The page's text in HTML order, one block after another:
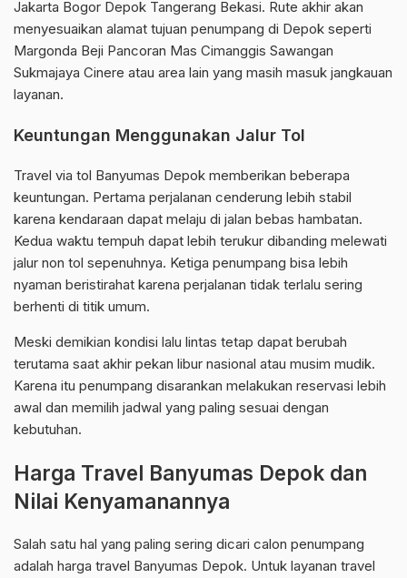
Jakarta Bogor Depok Tangerang Bekasi. Rute akhir akan
menyesuaikan alamat tujuan penumpang di Depok seperti
Margonda Beji Pancoran Mas Cimanggis Sawangan
Sukmajaya Cinere atau area lain yang masih masuk jangkauan
layanan.
Keuntungan Menggunakan Jalur Tol
Travel via tol Banyumas Depok memberikan beberapa
keuntungan. Pertama perjalanan cenderung lebih stabil
karena kendaraan dapat melaju di jalan bebas hambatan.
Kedua waktu tempuh dapat lebih terukur dibanding melewati
jalur non tol sepenuhnya. Ketiga penumpang bisa lebih
nyaman beristirahat karena perjalanan tidak terlalu sering
berhenti di titik umum.
Meski demikian kondisi lalu lintas tetap dapat berubah
terutama saat akhir pekan libur nasional atau musim mudik.
Karena itu penumpang disarankan melakukan reservasi lebih
awal dan memilih jadwal yang paling sesuai dengan
kebutuhan.
Harga Travel Banyumas Depok dan
Nilai Kenyamanannya
Salah satu hal yang paling sering dicari calon penumpang
adalah harga travel Banyumas Depok. Untuk layanan travel